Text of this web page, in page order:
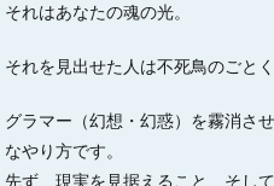
それはあなたの魂の光。
それを見出せた人は不死鳥のごとく
グラマー（幻想・幻惑）を霧消さ
なやり方です。
先ず、現実を見据えること、そし